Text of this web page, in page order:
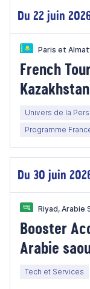
Du 22 juin
Paris et
French
Kazakhstan
Univers de la
Programme
Du 30 juin
Riyad, Arabie
Booster
Arabie
Tech et Services